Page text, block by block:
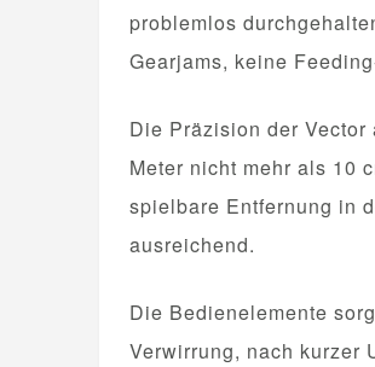
problemlos
Gearjams, keine
Die Präzision der
Meter nicht mehr als 10
spielbare Entfernung in
ausreichend.
Die Bedienelemente
Verwirrung, nach kurzer